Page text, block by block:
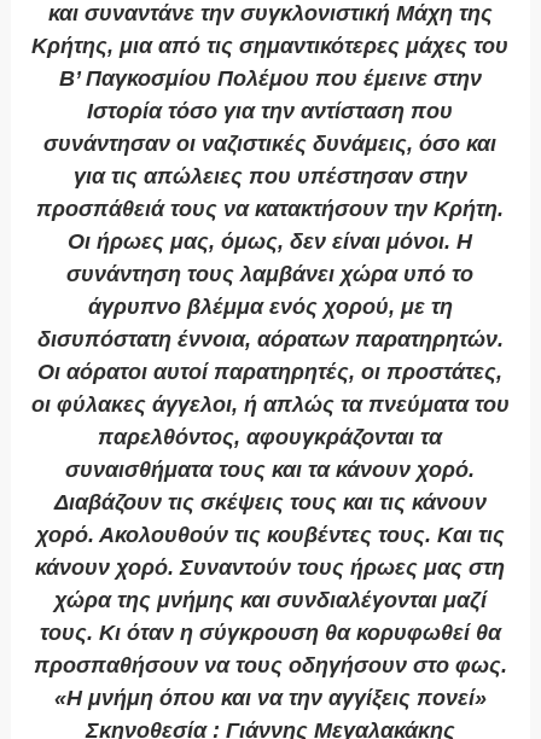
και συναντάνε την συγκλονιστική Μάχη της
Κρήτης, μια από τις σημαντικότερες μάχες του
Β’ Παγκοσμίου Πολέμου που έμεινε στην
Ιστορία τόσο για την αντίσταση που
συνάντησαν οι ναζιστικές δυνάμεις, όσο και
για τις απώλειες που υπέστησαν στην
προσπάθειά τους να κατακτήσουν την Κρήτη.
Οι ήρωες μας, όμως, δεν είναι μόνοι. Η
συνάντηση τους λαμβάνει χώρα υπό το
άγρυπνο βλέμμα ενός χορού, με τη
δισυπόστατη έννοια, αόρατων παρατηρητών.
Οι αόρατοι αυτοί παρατηρητές, οι προστάτες,
οι φύλακες άγγελοι, ή απλώς τα πνεύματα του
παρελθόντος, αφουγκράζονται τα
συναισθήματα τους και τα κάνουν χορό.
Διαβάζουν τις σκέψεις τους και τις κάνουν
χορό. Ακολουθούν τις κουβέντες τους. Και τις
κάνουν χορό. Συναντούν τους ήρωες μας στη
χώρα της μνήμης και συνδιαλέγονται μαζί
τους. Κι όταν η σύγκρουση θα κορυφωθεί θα
προσπαθήσουν να τους οδηγήσουν στο φως.
«Η μνήμη όπου και να την αγγίξεις πονεί»
Σκηνοθεσία : Γιάννης Μεγαλακάκης